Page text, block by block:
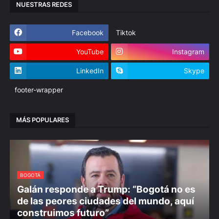
NUESTRAS REDES
Facebook Tiktok
YouTube Instagram
LinkedIn Skype
footer-wrapper
MÁS POPULARES
BOGOTÁ
Galán responde a Trump: “Bogotá no es
de las peores ciudades del mundo, aquí
construimos futuro”